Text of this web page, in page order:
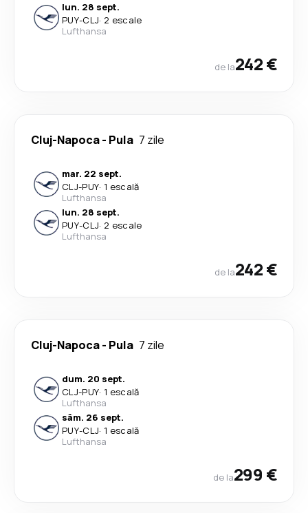
lun. 28 sept.
PUY-CLJ· 2 escale
Lufthansa
de la242 €
Cluj-Napoca- Pula 7 zile
mar. 22 sept.
CLJ-PUY· 1 escală
Lufthansa
lun. 28 sept.
PUY-CLJ· 2 escale
Lufthansa
de la242 €
Cluj-Napoca- Pula 7 zile
dum. 20 sept.
CLJ-PUY· 1 escală
Lufthansa
sâm. 26 sept.
PUY-CLJ· 1 escală
Lufthansa
de la299 €